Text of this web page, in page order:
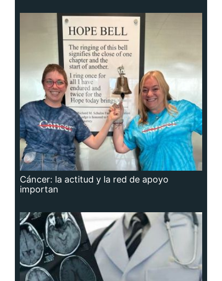
Cáncer: la actitud y la red de apoyo
importan